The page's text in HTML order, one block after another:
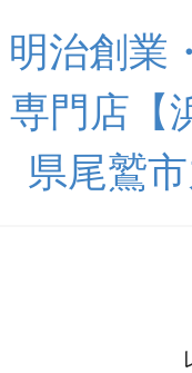
明治創業
専門店【
県尾鷲